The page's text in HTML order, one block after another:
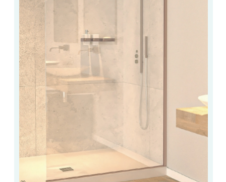
CONNECTEURS ET ASSEMBLAGE DE VERRES
PLATS ET CORNIÈRES
LES CHARNIÈRES DE PORTE EN VERRE
BOUTONS ET POIGNÉES
BARRES DE STABILISATION
JOINTS D'ÉTANCHÉITÉS
FIXATION GARDES CORPS
SYSTÈMES PIVOTANTS